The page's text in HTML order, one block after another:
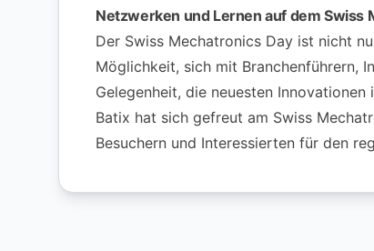
Netzwerken und Lernen auf dem Swiss
Der Swiss Mechatronics Day ist nicht
Möglichkeit, sich mit Branchenführern,
Gelegenheit, die neuesten
Batix hat sich gefreut am Swiss
Besuchern und Interessierten für den